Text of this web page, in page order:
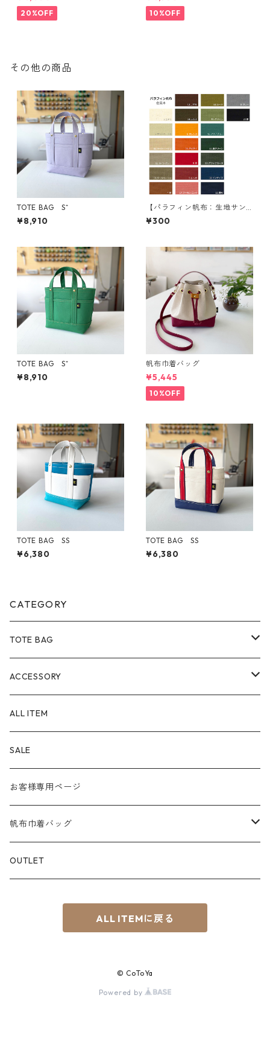
20%OFF 10%OFF
その他の商品
TOTE BAG S⁺
¥8,910
【パラフィン帆布：生地サン
プル】選べる10色
¥300
TOTE BAG S⁺
¥8,910
帆布巾着バッグ
¥5,445
10%OFF
TOTE BAG SS
¥6,380
TOTE BAG SS
¥6,380
CATEGORY
TOTE BAG
Size
SS
S
Material
８号帆布
パラフィン帆布
Color
白系
赤系
ACCESSORY
POUCH
PEN CASE
KEY CHAIN
スマホショルダー
サコッシュ
ALL ITEM
SALE
お客様専用ページ
帆布巾着バッグ
Material
OUTLET
ALL ITEMに戻る
© CoToYa
Powered by